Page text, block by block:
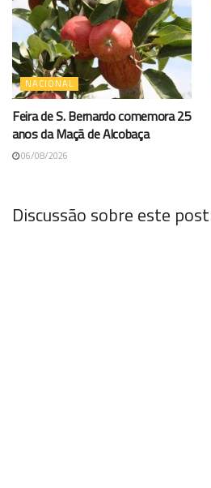
NACIONAL
Feira de S. Bernardo comemora 25
anos da Maçã de Alcobaça
06/08/2026
Discussão sobre este post